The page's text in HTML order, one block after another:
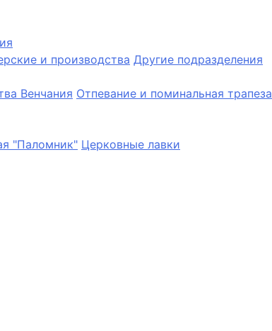
и производства Другие подразделения
Венчания Отпевание и поминальная трапеза
"Паломник" Церковные лавки